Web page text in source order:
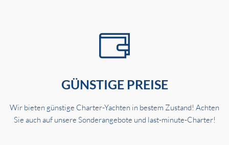
GÜNSTIGE PREISE
Wir bieten günstige Charter-Yachten in bestem Zustand! Achten
Sie auch auf unsere Sonderangebote und last-minute-Charter!